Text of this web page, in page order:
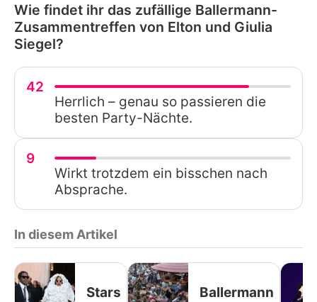
Wie findet ihr das zufällige Ballermann-
Zusammentreffen von Elton und Giulia
Siegel?
42
Herrlich – genau so passieren die
besten Party-Nächte.
9
Wirkt trotzdem ein bisschen nach
Absprache.
In diesem Artikel
Stars Ballermann